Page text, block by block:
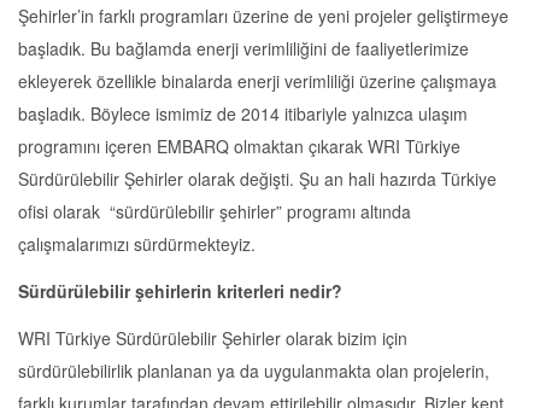
Şehirler’in farklı programları üzerine de yeni projeler geliştirmeye
başladık. Bu bağlamda enerji verimliliğini de faaliyetlerimize
ekleyerek özellikle binalarda enerji verimliliği üzerine çalışmaya
başladık. Böylece ismimiz de 2014 itibariyle yalnızca ulaşım
programını içeren EMBARQ olmaktan çıkarak WRI Türkiye
Sürdürülebilir Şehirler olarak değişti. Şu an hali hazırda Türkiye
ofisi olarak “sürdürülebilir şehirler” programı altında
çalışmalarımızı sürdürmekteyiz.
Sürdürülebilir şehirlerin kriterleri nedir?
WRI Türkiye Sürdürülebilir Şehirler olarak bizim için
sürdürülebilirlik planlanan ya da uygulanmakta olan projelerin,